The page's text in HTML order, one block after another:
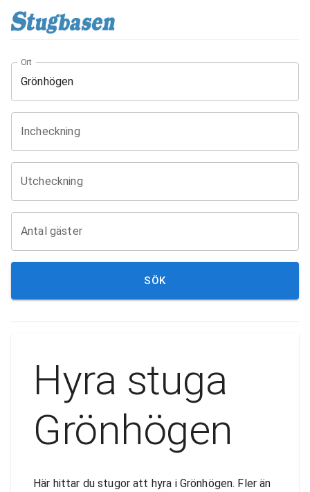
Ort
Incheckning
Utcheckning
Antal gäster
SÖK
Hyra stuga
Grönhögen
Här hittar du stugor att hyra i Grönhögen. Fler än